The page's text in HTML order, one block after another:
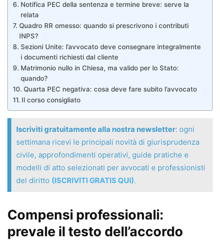
Notifica PEC della sentenza e termine breve: serve la
relata
Quadro RR omesso: quando si prescrivono i contributi
INPS?
Sezioni Unite: l’avvocato deve consegnare integralmente
i documenti richiesti dal cliente
Matrimonio nullo in Chiesa, ma valido per lo Stato:
quando?
Quarta PEC negativa: cosa deve fare subito l’avvocato
Il corso consigliato
Iscriviti gratuitamente alla nostra newsletter: ogni
settimana ricevi le principali novità di giurisprudenza
civile, approfondimenti operativi, guide pratiche e
modelli di atto selezionati per avvocati e professionisti
del diritto (ISCRIVITI GRATIS QUI).
Compensi professionali:
prevale il testo dell’accordo